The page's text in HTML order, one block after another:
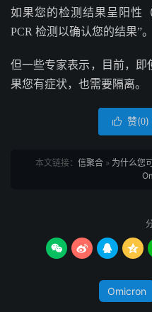
如果您的检测结果呈阳性
PCR 检测以确认您的结果”。
但一些专家表示，目前，即
果您有症状，也需要隔离。
 赞(0)
本文链接： 信聚合 » 为什么您
   
Omicron